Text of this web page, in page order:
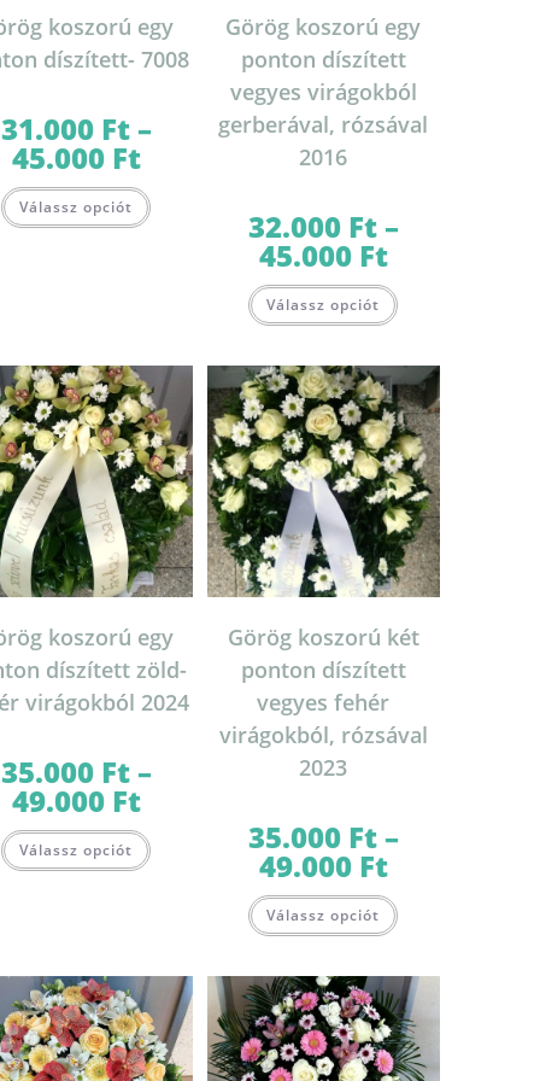
koszorú egy
díszített- 7008
31.000 Ft–
45.000 FtÁrtartomány:
31.000 Ft
-
45.000 Ft
Válassz opciót a
választhatók
Görög koszorú egy
ponton díszített
vegyes virágokból
gerberával, rózsával
2016
32.000 Ft–
45.000 FtÁrtartomány:
32.000 Ft
-
45.000 Ft
Válassz opciót a
van.
A
változatok
a
termékoldalon
választhatók
ki
koszorú egy
díszített zöld-
virágokból 2024
35.000 Ft–
49.000 FtÁrtartomány:
35.000 Ft
-
49.000 Ft
Válassz opciót a
a
termékoldalon
választhatók
ki
Görög koszorú két
ponton díszített
vegyes fehér
virágokból, rózsával
2023
35.000 Ft–
49.000 FtÁrtartomány:
35.000 Ft
-
49.000 Ft
Válassz opciót a
van.
A
változatok
a
termékoldalon
választhatók